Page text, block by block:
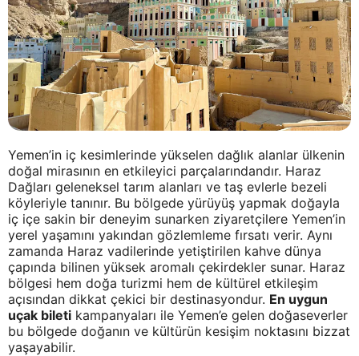
Yemen’in iç kesimlerinde yükselen dağlık alanlar ülkenin
doğal mirasının en etkileyici parçalarındandır. Haraz
Dağları geleneksel tarım alanları ve taş evlerle bezeli
köyleriyle tanınır. Bu bölgede yürüyüş yapmak doğayla
iç içe sakin bir deneyim sunarken ziyaretçilere Yemen’in
yerel yaşamını yakından gözlemleme fırsatı verir. Aynı
zamanda Haraz vadilerinde yetiştirilen kahve dünya
çapında bilinen yüksek aromalı çekirdekler sunar. Haraz
bölgesi hem doğa turizmi hem de kültürel etkileşim
açısından dikkat çekici bir destinasyondur. En uygun
uçak bileti kampanyaları ile Yemen’e gelen doğaseverler
bu bölgede doğanın ve kültürün kesişim noktasını bizzat
yaşayabilir.